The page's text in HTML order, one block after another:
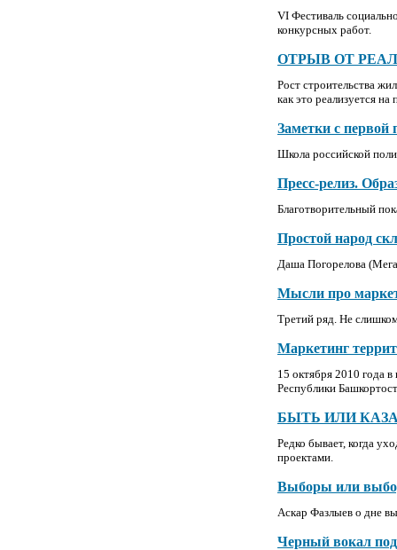
VI Фестиваль
конкурсных работ.
ОТРЫВ ОТ
Рост строительства
как это реализуется на
Заметки с первой
Школа российской
Пресс-релиз.
Благотворительный
Простой народ
Даша Погорелова
Мысли про
Третий ряд. Не
Маркетинг
15 октября 2010 года
Республики
БЫТЬ ИЛИ
Редко бывает, когда
проектами.
Выборы или
Аскар Фазлыев о дне
Черный вокал под